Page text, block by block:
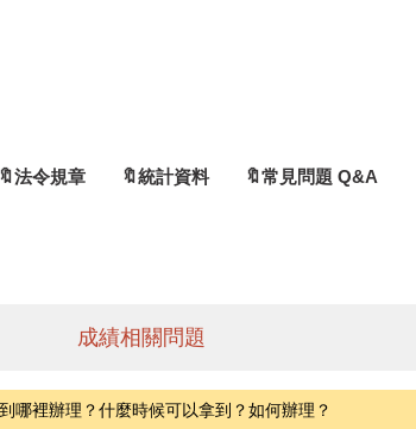
🔖法令規章 🔖統計資料 🔖常見問題 Q&A
成績相關問題
哪裡辦理？什麼時候可以拿到？如何辦理？